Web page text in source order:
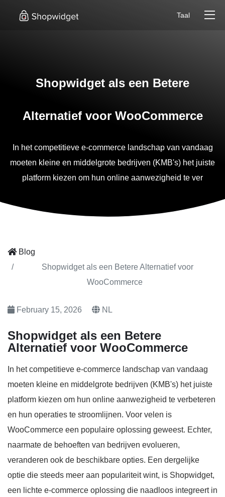
Taal
Shopwidget als een Betere
Alternatief voor WooCommerce
In het competitieve e-commerce landschap van vandaag
moeten kleine en middelgrote bedrijven (KMB's) het juiste
platform kiezen om hun online aanwezigheid te ver
Blog
Shopwidget als een Betere Alternatief voor
WooCommerce
February 15, 2026 NL
Shopwidget als een Betere
Alternatief voor WooCommerce
In het competitieve e-commerce landschap van vandaag
moeten kleine en middelgrote bedrijven (KMB's) het juiste
platform kiezen om hun online aanwezigheid te verbeteren
en hun operaties te stroomlijnen. Voor velen is
WooCommerce een populaire oplossing geweest. Echter,
naarmate de behoeften van bedrijven evolueren,
veranderen ook de beschikbare opties. Een dergelijke
optie die steeds meer aan populariteit wint, is Shopwidget,
een lichte e-commerce oplossing die naadloos integreert in